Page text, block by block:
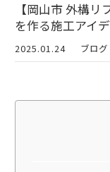
【岡山市 外構
を作る施工アイ
2025.01.24 ブログ